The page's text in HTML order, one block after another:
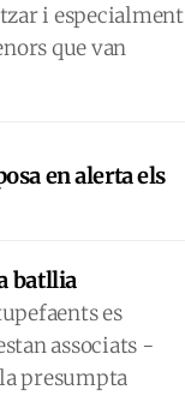
i especialment
que van
en alerta els
batllia
es
associats -
presumpta